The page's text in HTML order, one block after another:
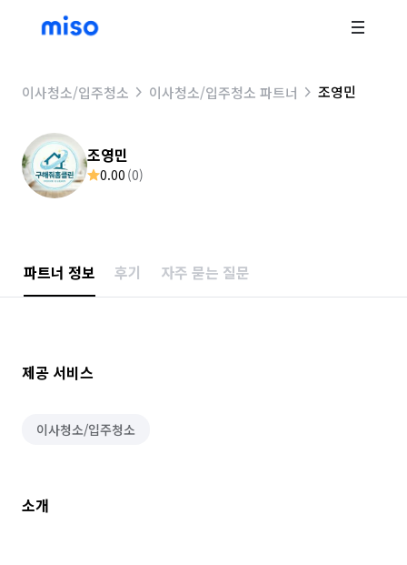
이사청소/입주청소 이사청소/입주청소 파트너 조영민
조영민
0.00 (0)
파트너 정보 후기 자주 묻는 질문
제공 서비스
이사청소/입주청소
소개